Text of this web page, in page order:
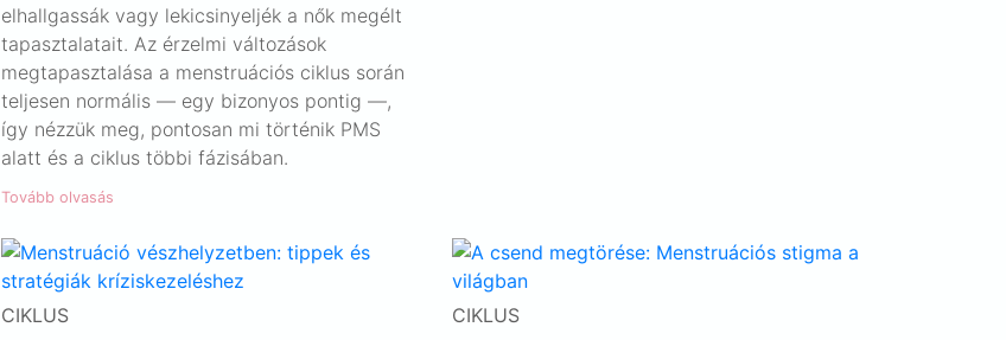
elhallgassák vagy lekicsinyeljék a nők megélt
tapasztalatait. Az érzelmi változások
megtapasztalása a menstruációs ciklus során
teljesen normális — egy bizonyos pontig —,
így nézzük meg, pontosan mi történik PMS
alatt és a ciklus többi fázisában.
Tovább olvasás
CIKLUS CIKLUS